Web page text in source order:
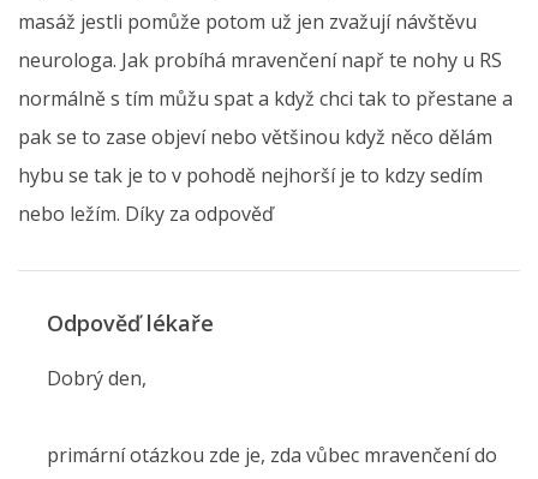
masáž jestli pomůže potom už jen zvažují návštěvu
neurologa. Jak probíhá mravenčení např te nohy u RS
normálně s tím můžu spat a když chci tak to přestane a
pak se to zase objeví nebo většinou když něco dělám
hybu se tak je to v pohodě nejhorší je to kdzy sedím
nebo ležím. Díky za odpověď
Odpověď lékaře
Dobrý den,
primární otázkou zde je, zda vůbec mravenčení do